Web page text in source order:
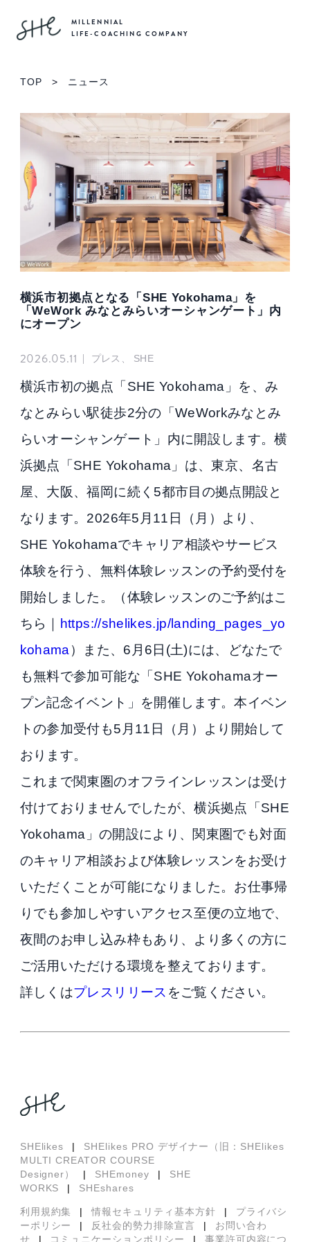
MILLENNIAL
LIFE-COACHING COMPANY
TOP > ニュース
横浜市初拠点となる「SHE Yokohama」を
「WeWork みなとみらいオーシャンゲート」内
にオープン
2026.05.11 | プレス、 SHE
横浜市初の拠点「SHE Yokohama」を、み
なとみらい駅徒歩2分の「WeWorkみなとみ
らいオーシャンゲート」内に開設します。横
浜拠点「SHE Yokohama」は、東京、名古
屋、大阪、福岡に続く5都市目の拠点開設と
なります。2026年5月11日（月）より、
SHE Yokohamaでキャリア相談やサービス
体験を行う、無料体験レッスンの予約受付を
開始しました。（体験レッスンのご予約はこ
ちら｜ https://shelikes.jp/landing_pages_yo
kohama ）また、6月6日(土)には、どなたで
も無料で参加可能な「SHE Yokohamaオー
プン記念イベント」を開催します。本イベン
トの参加受付も5月11日（月）より開始して
おります。
これまで関東圏のオフラインレッスンは受け
付けておりませんでしたが、横浜拠点「SHE
Yokohama」の開設により、関東圏でも対面
のキャリア相談および体験レッスンをお受け
いただくことが可能になりました。お仕事帰
りでも参加しやすいアクセス至便の立地で、
夜間のお申し込み枠もあり、より多くの方に
ご活用いただける環境を整えております。
詳しくはプレスリリース をご覧ください。
SHElikes |
SHElikes PRO デザイナー（旧：SHElikes
MULTI CREATOR COURSE
Designer）
| SHEmoney |
SHE
WORKS
| SHEshares
利用規約集 | 情報セキュリティ基本方針 |
プライバシ
ーポリシー
| 反社会的勢力排除宣言 |
お問い合わ
せ
| コミュニケーションポリシー | 事業許可内容につ